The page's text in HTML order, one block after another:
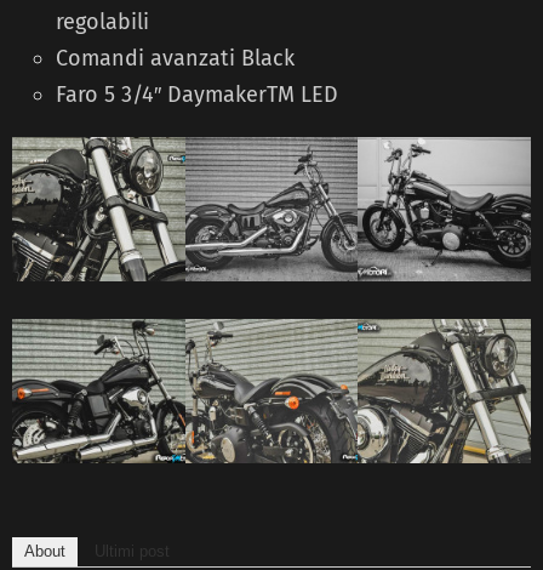
regolabili
Comandi avanzati Black
Faro 5 3/4″ DaymakerTM LED
About Ultimi post